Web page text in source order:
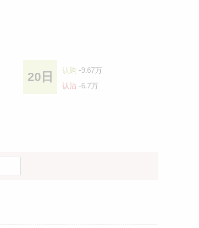
20日 认购 -9.67万
认沽 -6.7万